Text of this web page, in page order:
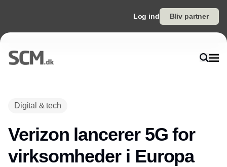
Log ind Bliv partner
Digital & tech
Verizon lancerer 5G for
virksomheder i Europa